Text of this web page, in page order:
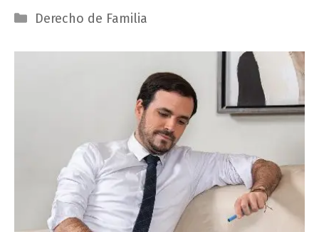
Categorías
Derecho de Familia